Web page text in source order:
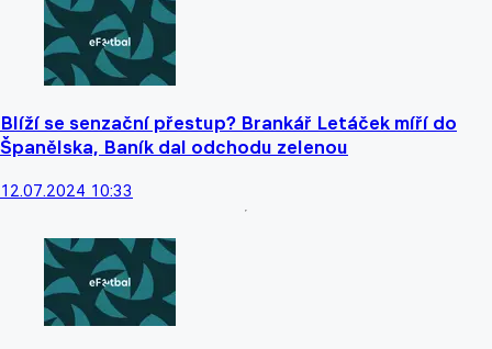
Blíží se senzační přestup? Brankář Letáček míří do
Španělska, Baník dal odchodu zelenou
12.07.2024 10:33